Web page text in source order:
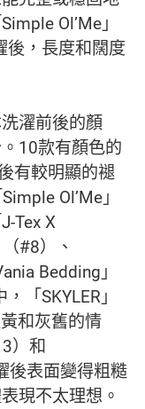
Ol’Me」
後，長度和闊度
濯前後的顏
10款有顏色的
有較明顯的褪
Ol’Me」
Tex X
#8）、
Bedding」
「SKYLER」
和灰舊的情
）和
後表面變得粗糙
現不太理想。